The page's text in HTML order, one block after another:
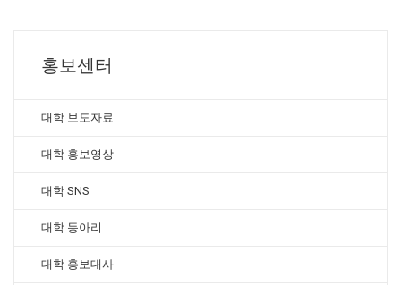
홍보센터
대학 보도자료
대학 홍보영상
대학 SNS
대학 동아리
대학 홍보대사